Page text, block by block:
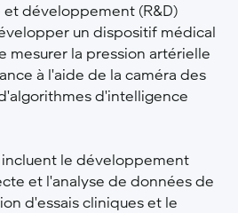
développement (R&D)
un dispositif médical
la pression artérielle
à l'aide de la caméra des
d'intelligence
le développement
et l'analyse de données de
d'essais cliniques et le